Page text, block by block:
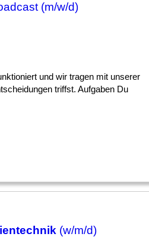
(m/w/d)
und wir tragen mit unserer
triffst. Aufgaben Du
(w/m/d)